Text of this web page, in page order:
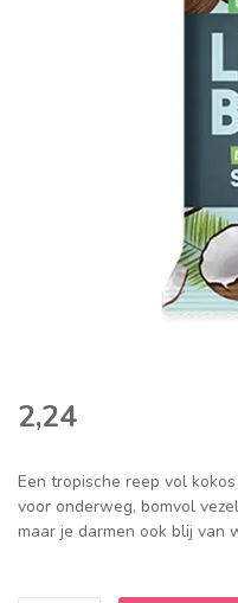
2,24
Een tropische reep vol
voor onderweg, bomvol
maar je darmen ook blij van